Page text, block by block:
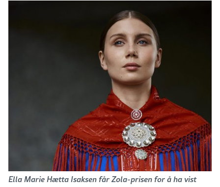
Ella Marie Hætta Isaksen får Zola-prisen for å ha vist